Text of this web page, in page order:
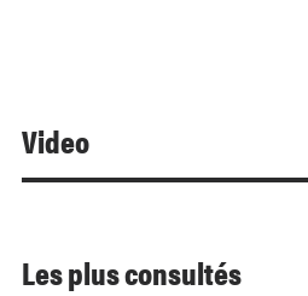
Video
Les plus consultés